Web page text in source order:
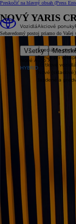
Preskočiť na hlavný obsah (Press
Vozidlá
Všetky
Nové Aygo X
HYBRID
Akciové ponuky
Špeciálna
Bonus pri
Úžitkové vozidlá
Nové (skladové)
Jazdené a
NOVÝ YARIS
Sebavedomý postoj priamo do Vašej